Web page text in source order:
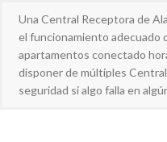
Una Central Receptora de
el funcionamiento adecuado
apartamentos conectado
disponer de múltiples
seguridad si algo falla en